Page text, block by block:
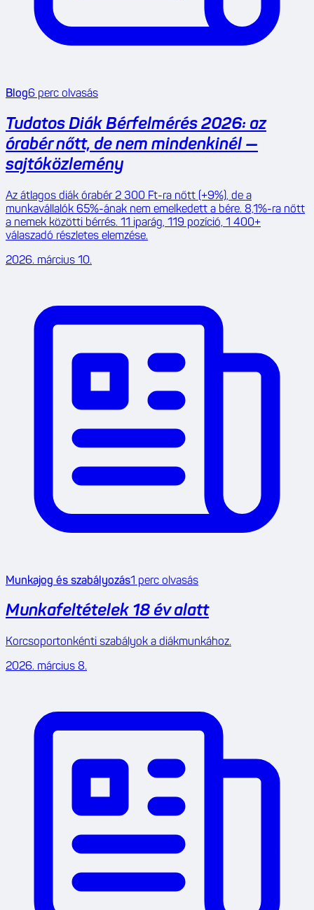
Blog6 perc olvasás
Tudatos Diák Bérfelmérés 2026: az
órabér nőtt, de nem mindenkinél —
sajtóközlemény
Az átlagos diák órabér 2 300 Ft-ra nőtt (+9%), de a
munkavállalók 65%-ának nem emelkedett a bére. 8,1%-ra nőtt
a nemek közötti bérrés. 11 iparág, 119 pozíció, 1 400+
válaszadó részletes elemzése.
2026. március 10.
Munkajog és szabályozás1 perc olvasás
Munkafeltételek 18 év alatt
Korcsoportonkénti szabályok a diákmunkához.
2026. március 8.